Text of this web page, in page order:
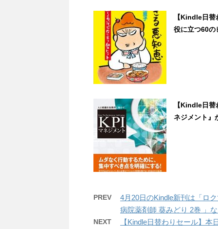
【Kindle日
役に立つ60の
【Kindle日
ネジメント』
PREV
4月20日のKindle新刊は「ロ
病院薬剤師 葵みどり 2巻 」
NEXT 【Kindle日替わりセール】